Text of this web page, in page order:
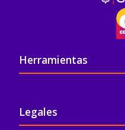
Pie de página
Herramientas
Legales